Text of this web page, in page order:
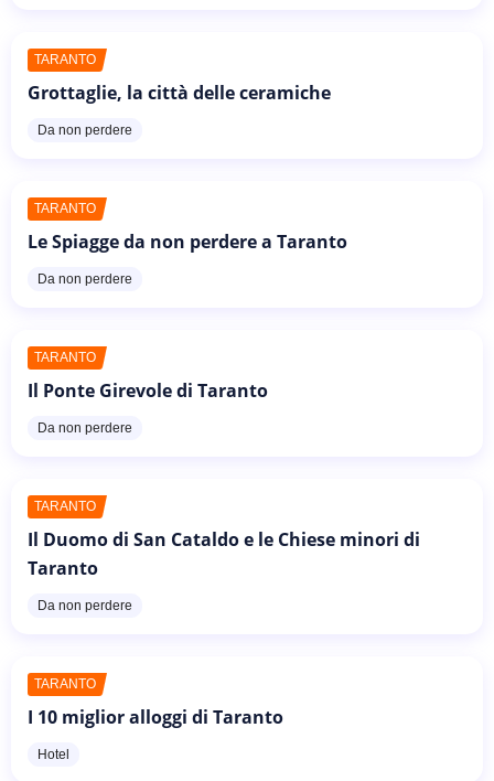
TARANTO
Grottaglie, la città delle ceramiche
Da non perdere
TARANTO
Le Spiagge da non perdere a Taranto
Da non perdere
TARANTO
Il Ponte Girevole di Taranto
Da non perdere
TARANTO
Il Duomo di San Cataldo e le Chiese minori di
Taranto
Da non perdere
TARANTO
I 10 miglior alloggi di Taranto
Hotel